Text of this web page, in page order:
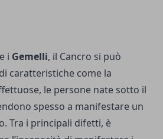
i Gemelli, il Cancro si può
caratteristiche come la
le persone nate sotto il
spesso a manifestare un
Tra i principali difetti, è